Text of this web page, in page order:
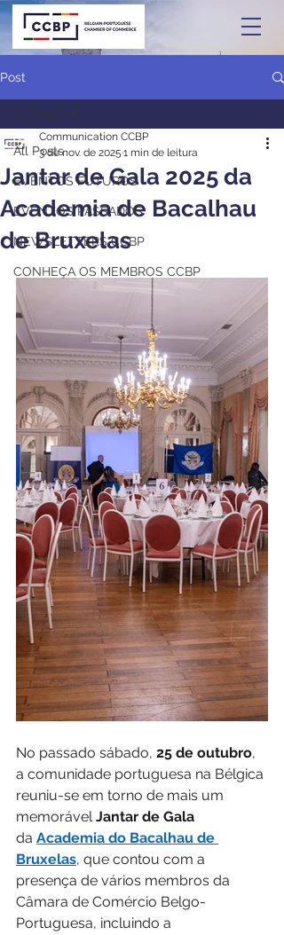
Post
All Posts
EVENTOS FUTUROS
EVENTOS PASSADOS
NEWSLETTERS CCBP
CONHEÇA OS MEMBROS CCBP
All Posts
Jantar de Gala 2025 da
Academia de Bacalhau
de Bruxelas
Communication CCBP
3 de nov. de 2025 1 min de leitura
No passado sábado, 25 de outubro,
a comunidade portuguesa na Bélgica
reuniu-se em torno de mais um
memorável Jantar de Gala
da Academia do Bacalhau de
Bruxelas, que contou com a
presença de vários membros da
Câmara de Comércio Belgo-
Portuguesa, incluindo a